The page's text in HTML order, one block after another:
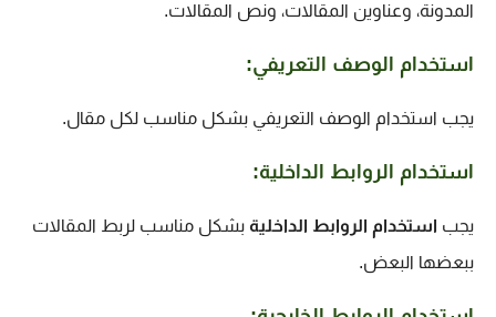
المدونة، وعناوين المقالات، ونص المقالات.
استخدام الوصف التعريفي:
يجب استخدام الوصف التعريفي بشكل مناسب لكل مقال.
استخدام الروابط الداخلية:
يجب استخدام الروابط الداخلية بشكل مناسب لربط المقالات
ببعضها البعض.